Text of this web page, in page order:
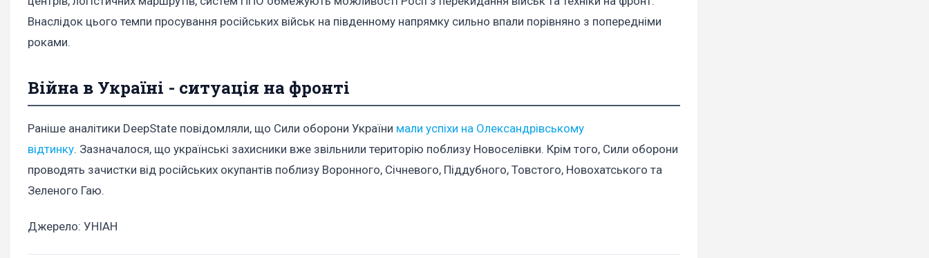
Внаслідок цього темпи просування російських військ на південному напрямку сильно впали порівняно з попередніми
роками.
Війна в Україні - ситуація на фронті
Раніше аналітики DeepState повідомляли, що Сили оборони України мали успіхи на Олександрівському
відтинку. Зазначалося, що українські захисники вже звільнили територію поблизу Новоселівки. Крім того, Сили оборони
проводять зачистки від російських окупантів поблизу Воронного, Січневого, Піддубного, Товстого, Новохатського та
Зеленого Гаю.
Джерело: УНІАН